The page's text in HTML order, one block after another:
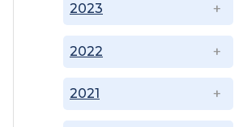
2021
2022
2023